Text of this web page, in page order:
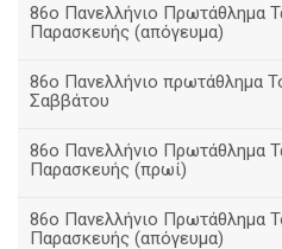
86ο Πανελλήνιο Πρωτάθλημα
Παρασκευής (απόγευμα)
86ο Πανελλήνιο πρωτάθλημα
Σαββάτου
86ο Πανελλήνιο Πρωτάθλημα
Παρασκευής (πρωί)
86ο Πανελλήνιο Πρωτάθλημα
Παρασκευής (απόγευμα)